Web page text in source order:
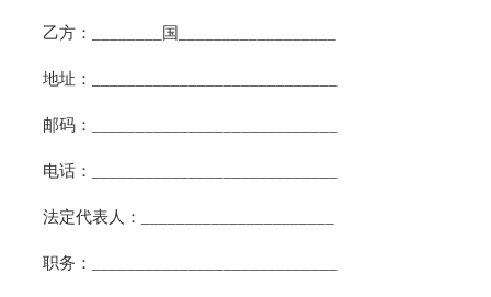
乙方：________国__________________
地址：____________________________
邮码：____________________________
电话：____________________________
法定代表人：______________________
职务：____________________________